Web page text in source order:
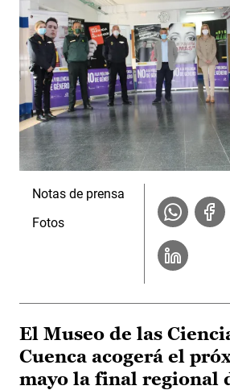
Notas de prensa
Fotos
El Museo de las
Cuenca acogerá el
mayo la final regional